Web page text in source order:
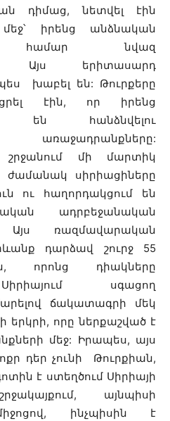
դիմաց, նետվել էին
իրենց անձնական
համար նվազ
Այս երիտասարդ
խաբել են: Թուրքերը
էին, որ իրենց
են հանձնվելու
առաջադրանքները:
մի մարտիկ
ժամանակ սիրիացիները
ու հաղորդակցում են
ադրբեջանական
Այս ռազմավարական
դարձավ շուրջ 55
որոնց դիակները
սգացող
ճակատագրի մեկ
երկրի, որը ներքաշված է
մեջ: Իրապես, այս
դեր չունի Թուրքիան,
է ստեղծում Սիրիայի
շրջակայքում, այնպիսի
ինչպիսին է